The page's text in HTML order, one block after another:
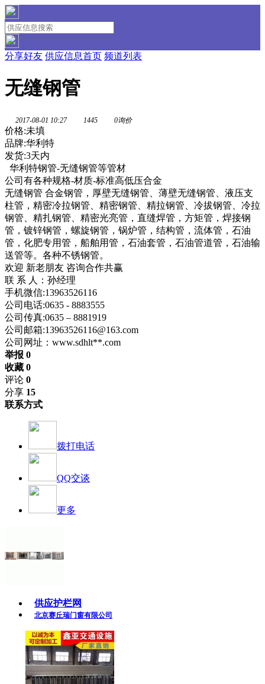
分享好友 供应信息首页 频道列表
无缝钢管
2017-08-01 10:27 1445 0询价
价格:未填
品牌:华利特
发货:3天内
华利特钢管-无缝钢管等管材
公司有各种规格-材质-标准高低压合金
无缝钢管 合金钢管，厚壁无缝钢管、薄壁无缝钢管、液压支
柱管，精密冷拉钢管、精密钢管、精拉钢管、冷拔钢管、冷拉
钢管、精扎钢管、精密光亮管，直缝焊管，方矩管，焊接钢
管，镀锌钢管，螺旋钢管，锅炉管，结构管，流体管，石油
管，化肥专用管，船舶用管，石油套管，石油管道管，石油输
送管等。各种不锈钢管。
欢迎 新老朋友 咨询合作共赢
联 系 人：孙经理
手机微信:13963526116
公司电话:0635 - 8883555
公司传真:0635 – 8881919
公司邮箱:13963526116@163.com
公司网址： www.sdhlt**.com
举报 0
收藏 0
评论 0
分享 15
联系方式
拨打电话
QQ交谈
更多
供应护栏网
北京赛丘瑞门窗有限公司